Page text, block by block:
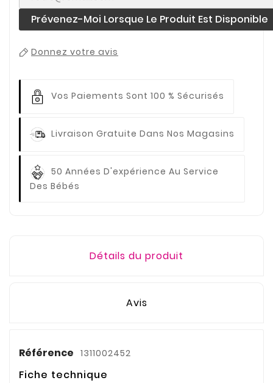
Prévenez-Moi Lorsque Le Produit Est Disponible
Donnez votre avis
Vos Paiements Sont 100 % Sécurisés
Livraison Gratuite Dans Nos Magasins
50 Années D'expérience Au Service
Des Bébés
Détails du produit
Avis
Référence 1311002452
Fiche technique